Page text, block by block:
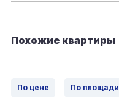
Похожие квартиры
По цене По площади